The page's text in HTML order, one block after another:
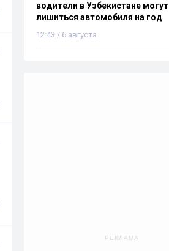
водители в Узбекистане могут
лишиться автомобиля на год
12:43 / 6 августа